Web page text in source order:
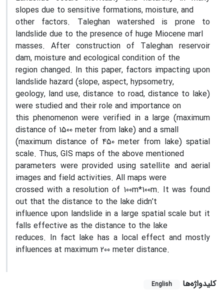
slopes due to sensitive formations, moisture, and
other factors. Taleghan watershed is prone to
landslide due to the presence of huge Miocene marl
masses. After construction of Taleghan reservoir
dam, moisture and ecological condition of the
region changed. In this paper, factors impacting upon
landslide hazard (slope, aspect, hypsometry,
geology, land use, distance to road, distance to lake)
were studied and their role and importance on
this phenomenon were verified in a large (maximum
distance of 1500 meter from lake) and a small
(maximum distance of 450 meter from lake) spatial
scale. Thus, GIS maps of the above mentioned
parameters were provided using satellite and aerial
images and field activities. All maps were
crossed with a resolution of 100m*100m. It was found
out that the distance to the lake didn’t
influence upon landslide in a large spatial scale but it
falls effective as the distance to the lake
reduces. In fact lake has a local effect and mostly
influences at maximum 200 meter distance.
کلیدواژه‌ها English